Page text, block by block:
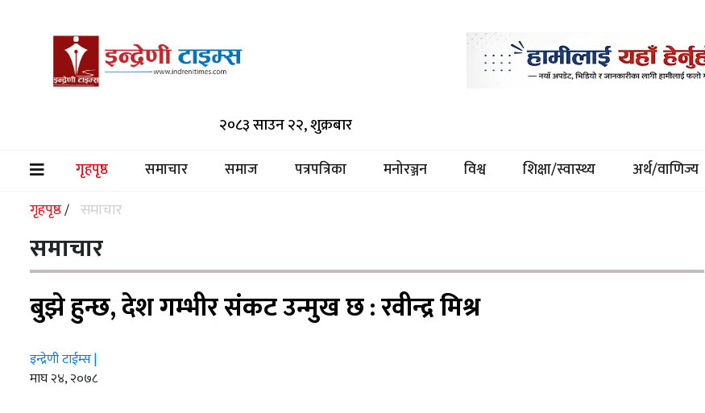
२०८३ साउन २२, शुक्रबार
गृहपृष्ठ
(current) समाचार समाज पत्रपत्रिका मनोरञ्जन विश्व शिक्षा/स्वास्थ्य अर्थ/वाणिज्य
पत्रपत्रिका
मनोरञ्जन
विश्व
स्वास्थ्य
अर्थ/
वाणिज्य
शिक्षा
गृहपृष्ठ/ समाचार
समाचार
बुझे हुन्छ, देश गम्भीर संकट उन्मुख छ : रवीन्द्र मिश्र
इन्द्रेणी टाईम्स |
माघ २४, २०७८